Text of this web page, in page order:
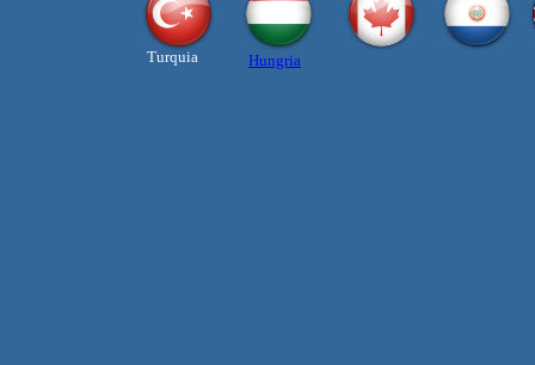
Turquia Hungria